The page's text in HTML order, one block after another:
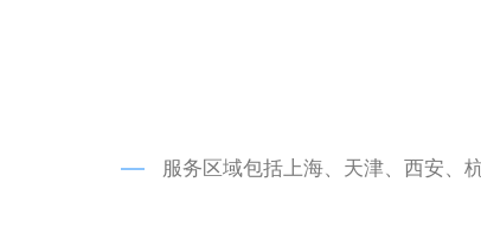
服务区域包括上海、天津、西安、